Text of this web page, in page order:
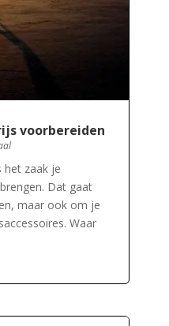
voorbereiden
zaak je
Dat gaat
maar ook om je
Waar